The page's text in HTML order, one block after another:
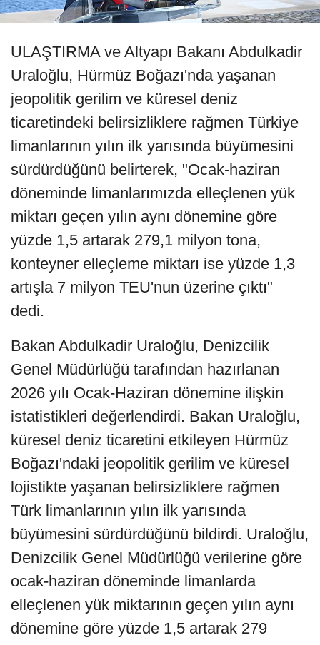
ULAŞTIRMA ve Altyapı Bakanı Abdulkadir
Uraloğlu, Hürmüz Boğazı'nda yaşanan
jeopolitik gerilim ve küresel deniz
ticaretindeki belirsizliklere rağmen Türkiye
limanlarının yılın ilk yarısında büyümesini
sürdürdüğünü belirterek, "Ocak-haziran
döneminde limanlarımızda elleçlenen yük
miktarı geçen yılın aynı dönemine göre
yüzde 1,5 artarak 279,1 milyon tona,
konteyner elleçleme miktarı ise yüzde 1,3
artışla 7 milyon TEU'nun üzerine çıktı"
dedi.
Bakan Abdulkadir Uraloğlu, Denizcilik
Genel Müdürlüğü tarafından hazırlanan
2026 yılı Ocak-Haziran dönemine ilişkin
istatistikleri değerlendirdi. Bakan Uraloğlu,
küresel deniz ticaretini etkileyen Hürmüz
Boğazı'ndaki jeopolitik gerilim ve küresel
lojistikte yaşanan belirsizliklere rağmen
Türk limanlarının yılın ilk yarısında
büyümesini sürdürdüğünü bildirdi. Uraloğlu,
Denizcilik Genel Müdürlüğü verilerine göre
ocak-haziran döneminde limanlarda
elleçlenen yük miktarının geçen yılın aynı
dönemine göre yüzde 1,5 artarak 279